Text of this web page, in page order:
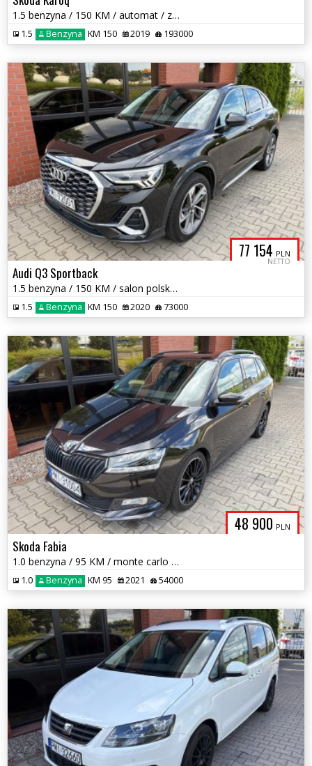
1.5 benzyna / 150 KM / automat / zarej w PL / panorama dach / zamiana
1.5 Benzyna KM 150 2019 193000
77 154 PLN
NETTO
Audi Q3 Sportback
1.5 benzyna / 150 KM / salon polska / S- LINE / bezwypadkowy / zamiana
1.5 Benzyna KM 150 2020 73000
48 900 PLN
Skoda Fabia
1.0 benzyna / 95 KM / monte carlo / panorama / zadbany / zamiana
1.0 Benzyna KM 95 2021 54000